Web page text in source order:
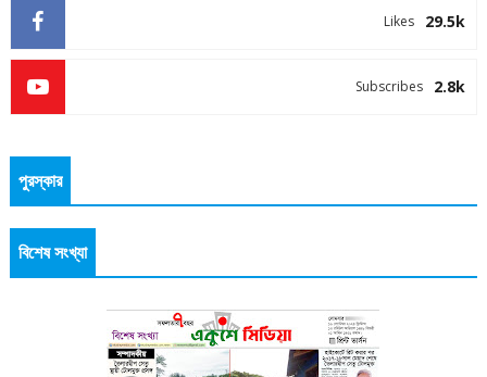
29.5k
Likes
2.8k
Subscribes
পুরস্কার
বিশেষ সংখ্যা